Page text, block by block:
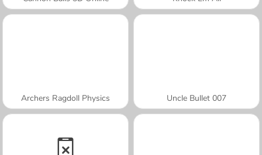
Archers Ragdoll Physics Uncle Bullet 007